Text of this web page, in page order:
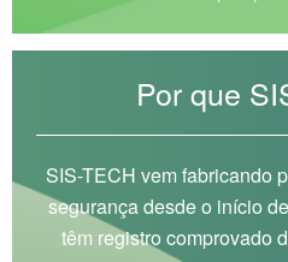
Por que
SIS-TECH vem fabricando
segurança desde o início
têm registro comprovado